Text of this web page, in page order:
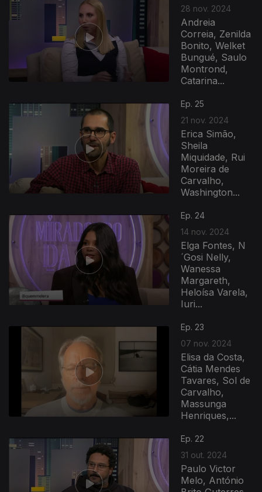
28 nov. 2024
Andreia
Correia, Zenilda
Bonito, Welket
Bungué, Saulo
Montrond,
Catarina...
Ep. 25
21 nov. 2024
Erica Simão,
Sheila
Miquidade, Rui
Moreira de
Carvalho,
Washington...
Ep. 24
14 nov. 2024
Elga Fontes, N
´Gosi Nelly,
Wanessa
Margareth,
Heloísa Varela,
Iuri...
Ep. 23
07 nov. 2024
Elisa da Costa,
Cátia Mendes
Tavares, Sol de
Carvalho,
Massunga
Henriques,...
Ep. 22
31 out. 2024
Paulo Victor
Melo, António